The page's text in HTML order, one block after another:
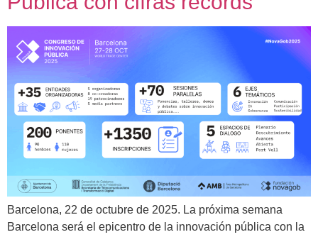
Barcelona, 22 de octubre de 2025. La próxima semana
Barcelona será el epicentro de la innovación pública con la